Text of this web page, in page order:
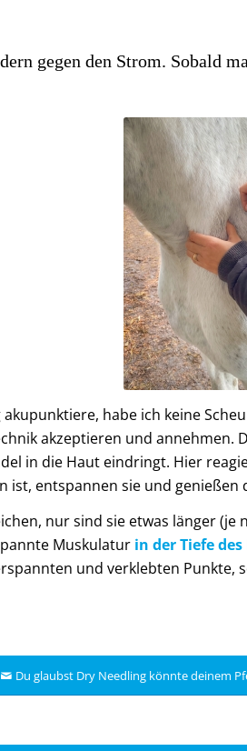
gegen den Strom. Sobald
habe ich keine
akzeptieren und annehmen.
in die Haut eindringt. Hier
ist, entspannen sie und genießen
nur sind sie etwas länger (je
Muskulatur in der Tiefe
und verklebten Punkte,
Du glaubst Dry Needling könnte deinem